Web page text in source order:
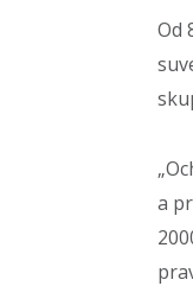
Od
a